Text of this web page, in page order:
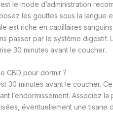
le mode d’administration
les gouttes sous la langue
est riche en capillaires
passer par le système
30 minutes avant le coucher.
CBD pour dormir ?
30 minutes avant le coucher.
l’endormissement. Associez
éventuellement une